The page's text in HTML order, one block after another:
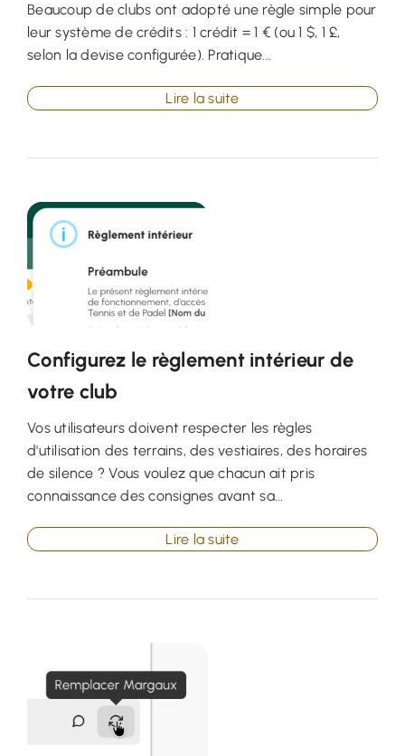
Beaucoup de clubs ont adopté une règle simple pour
leur système de crédits : 1 crédit = 1 € (ou 1 $, 1 £,
selon la devise configurée). Pratique...
Lire la suite
Configurez le règlement intérieur de
votre club
Vos utilisateurs doivent respecter les règles
d'utilisation des terrains, des vestiaires, des horaires
de silence ? Vous voulez que chacun ait pris
connaissance des consignes avant sa...
Lire la suite